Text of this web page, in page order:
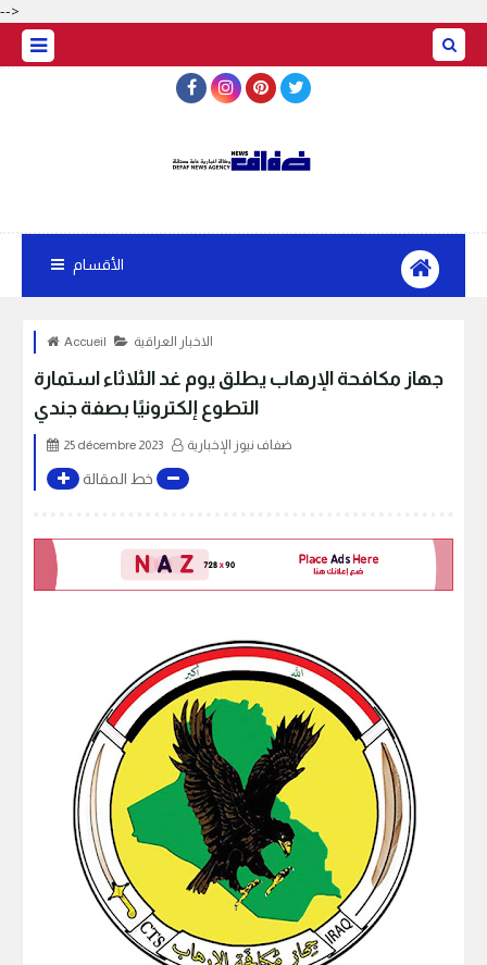
-->
الأقسام
Accueil الاخبار العراقية
جهاز مكافحة الإرهاب يطلق يوم غد الثلاثاء استمارة
التطوع إلكترونيًا بصفة جندي
25 décembre 2023 ضفاف نيوز الإخبارية
خط المقالة